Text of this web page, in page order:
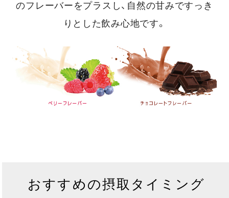
のフレーバーをプラスし、自然の甘みですっき
りとした飲み心地です。
おすすめの摂取タイミング